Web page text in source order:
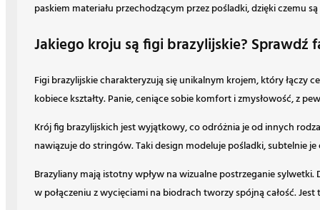
paskiem materiału przechodzącym przez pośladki, dzięki czemu
Jakiego kroju są figi brazylijskie? Sprawdź
Figi brazylijskie charakteryzują się unikalnym krojem, który łączy
kobiece kształty. Panie, ceniące sobie komfort i zmysłowość, z
Krój fig brazylijskich jest wyjątkowy, co odróżnia je od innych
nawiązuje do stringów. Taki design modeluje pośladki, subtelnie
Brazyliany mają istotny wpływ na wizualne postrzeganie
w połączeniu z wycięciami na biodrach tworzy spójną całość.